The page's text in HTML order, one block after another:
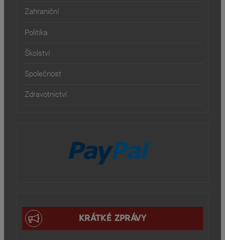
Zahraniční
Politika
Školství
Společnost
Zdravotnictví
KRÁTKÉ ZPRÁVY